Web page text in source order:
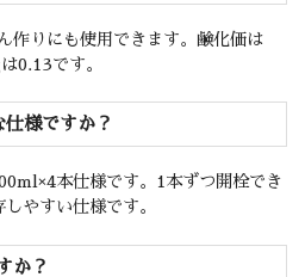
作りにも使用できます。鹸化価は
0.13です。
様ですか？
本仕様です。1本ずつ開栓でき
やすい仕様です。
か？